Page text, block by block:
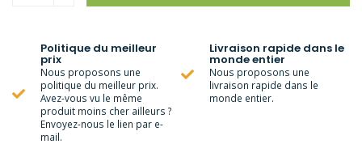
Politique du meilleur
prix
Nous proposons une
politique du meilleur prix.
Avez-vous vu le même
produit moins cher ailleurs ?
Envoyez-nous le lien par e-
mail.
Livraison rapide dans le
monde entier
Nous proposons une
livraison rapide dans le
monde entier.